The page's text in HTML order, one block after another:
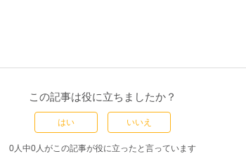
この記事は役に立ちましたか？
はい いいえ
0人中0人がこの記事が役に立ったと言っています